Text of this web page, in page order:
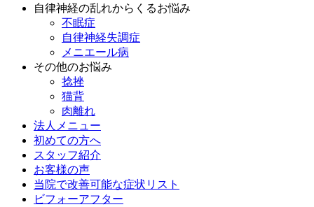
自律神経の乱れからくるお悩み
不眠症
自律神経失調症
メニエール病
その他のお悩み
捻挫
猫背
肉離れ
法人メニュー
初めての方へ
スタッフ紹介
お客様の声
当院で改善可能な症状リスト
ビフォーアフター